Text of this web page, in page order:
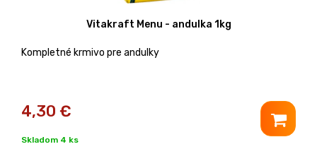
Vitakraft Menu - andulka 1kg
Kompletné krmivo pre andulky
4,30 €
Skladom 4 ks